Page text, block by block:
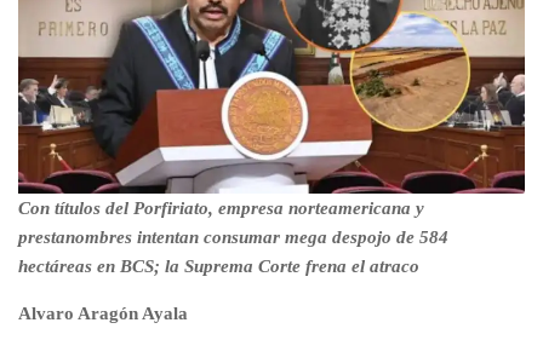
Con títulos del Porfiriato, empresa norteamericana y
prestanombres intentan consumar mega despojo de 584
hectáreas en BCS; la Suprema Corte frena el atraco
Alvaro Aragón Ayala